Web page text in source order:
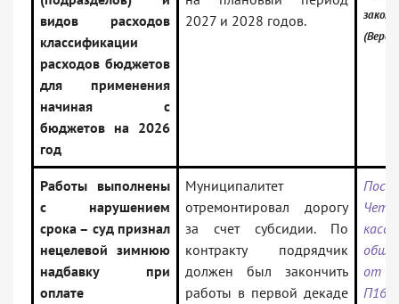
видов расходов
классификации
расходов бюджетов
для применения
начиная с
бюджетов на 2026
год
2027 и 2028 годов.
Работы выполнены
с нарушением
срока – суд признал
нецелевой зимнюю
надбавку при
оплате
Муниципалитет
отремонтировал дорогу
за счет субсидии. По
контракту подрядчик
должен был закончить
работы в первой декаде
от
П16-